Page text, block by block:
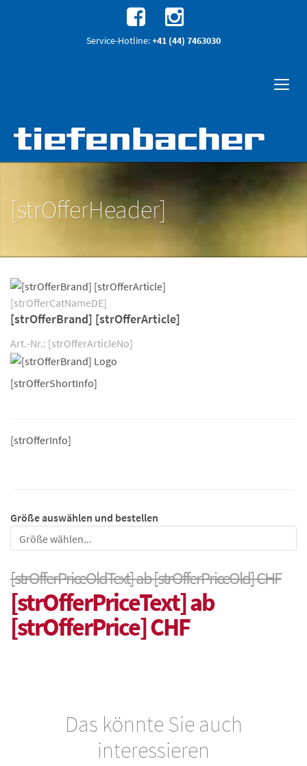
Service-Hotline:+41 (44) 7463030
[strOfferHeader]
[strOfferCatNameDE]
[strOfferBrand] [strOfferArticle]
Art.-Nr.: [strOfferArticleNo]
[strOfferShortInfo]
[strOfferInfo]
Größe auswählen und bestellen
Größe
[strOfferPriceOldText] ab [strOfferPriceOld] CHF
[strOfferPriceText] ab
[strOfferPrice] CHF
Das könnte Sie auch
interessieren